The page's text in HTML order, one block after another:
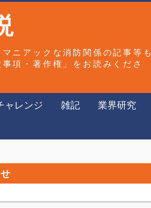
ニアックな消防関係の記事等も
項・著作権」をお読みくださ
ャレンジ 雑記
業界研究